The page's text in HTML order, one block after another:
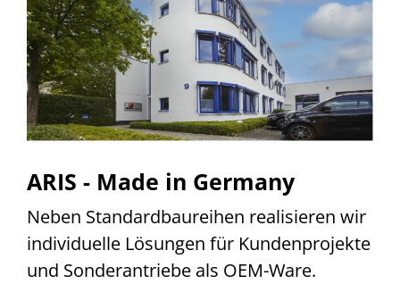
ARIS - Made in Germany
Neben Standardbaureihen realisieren wir
individuelle Lösungen für Kundenprojekte
und Sonderantriebe als OEM-Ware.